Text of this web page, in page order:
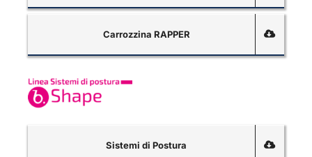
Carrozzina RAPPER
Sistemi di Postura